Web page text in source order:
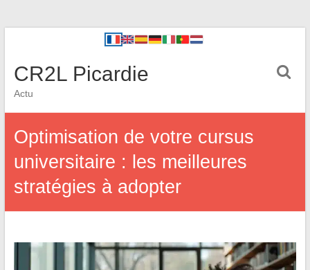
CR2L Picardie
Actu
Optimisation de votre cursus
universitaire : les meilleures
stratégies à adopter